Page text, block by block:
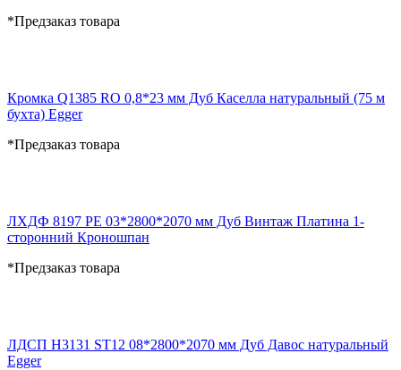
*Предзаказ товара
Кромка Q1385 RO 0,8*23 мм Дуб Каселла натуральный (75 м
бухта) Egger
*Предзаказ товара
ЛХДФ 8197 PE 03*2800*2070 мм Дуб Винтаж Платина 1-
сторонний Кроношпан
*Предзаказ товара
ЛДСП H3131 ST12 08*2800*2070 мм Дуб Давос натуральный
Egger